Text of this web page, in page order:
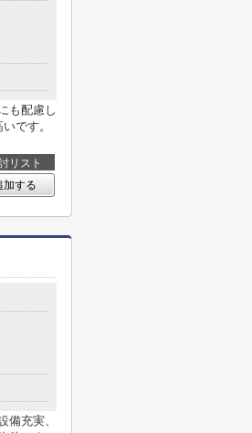
も配慮し
です。
リスト
加する
備充実、